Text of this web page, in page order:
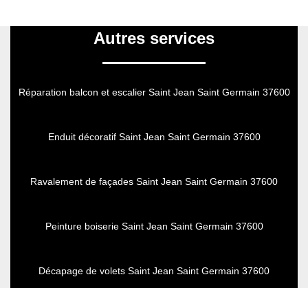
Autres services
Réparation balcon et escalier Saint Jean Saint Germain 37600
Enduit décoratif Saint Jean Saint Germain 37600
Ravalement de façades Saint Jean Saint Germain 37600
Peinture boiserie Saint Jean Saint Germain 37600
Décapage de volets Saint Jean Saint Germain 37600